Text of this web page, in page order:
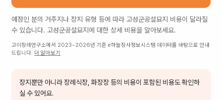
예정인 분의 거주지나 장지 유형 등에 따라 고성군공설묘지 비용이 달라질
수 있습니다. 고성군공설묘지 에 대한 상세 비용을 알아보세요.
고이장례연구소에서 2023~2026년 기준 e하늘장사정보시스템 데이터를 바탕으로 안내
드립니다. 더 알아보기
장지뿐만 아니라 장례식장, 화장장 등의 비용이 포함된 비용도 확인하
실 수 있어요.